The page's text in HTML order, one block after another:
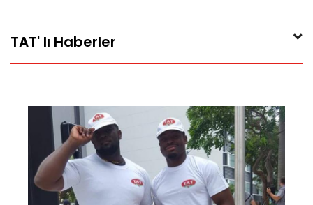
TAT' lı Haberler